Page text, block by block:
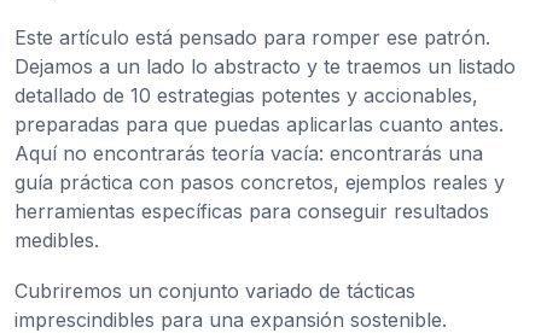
Este artículo está pensado para romper ese patrón.
Dejamos a un lado lo abstracto y te traemos un listado
detallado de 10 estrategias potentes y accionables,
preparadas para que puedas aplicarlas cuanto antes.
Aquí no encontrarás teoría vacía: encontrarás una
guía práctica con pasos concretos, ejemplos reales y
herramientas específicas para conseguir resultados
medibles.
Cubriremos un conjunto variado de tácticas
imprescindibles para una expansión sostenible.